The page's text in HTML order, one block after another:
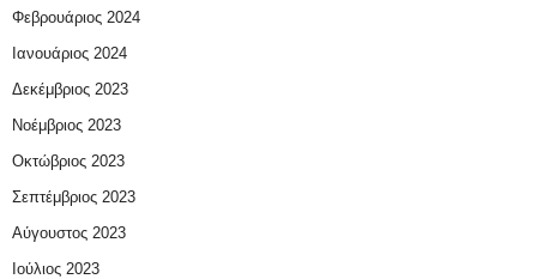
Φεβρουάριος 2024
Ιανουάριος 2024
Δεκέμβριος 2023
Νοέμβριος 2023
Οκτώβριος 2023
Σεπτέμβριος 2023
Αύγουστος 2023
Ιούλιος 2023